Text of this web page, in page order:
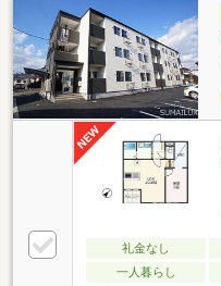
礼金なし
一人暮らし